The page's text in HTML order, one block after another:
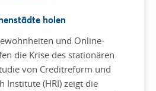
holen
und Online-
die Krise des stationären
von Creditreform und
Institute (HRI) zeigt die